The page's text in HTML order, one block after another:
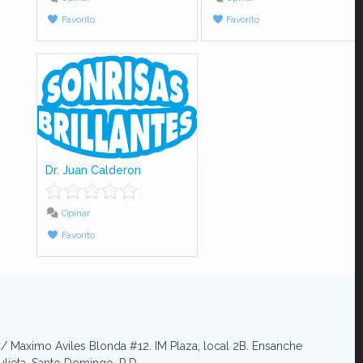
Favorito
Favorito
Dr. Juan Calderon
Opinar
Favorito
Maximo Aviles Blonda #12. IM Plaza, local 2B. Ensanche